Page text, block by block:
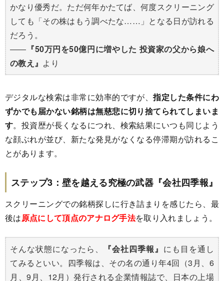
かなり優秀だ。ただ何年かたてば、何度スクリーニング
しても「その株はもう調べたな……」となる日が訪れる
だろう。
―― 『50万円を50億円に増やした 投資家の父から娘へ
の教え』 より
デジタルな検索は非常に効率的ですが、指定した条件にわ
ずかでも届かない銘柄は無慈悲に切り捨てられてしまいま
す。投資歴が長くなるにつれ、検索結果にいつも同じよう
な顔ぶれが並び、新たな発見がなくなる停滞期が訪れるこ
とがあります。
ステップ3：壁を越える究極の武器『会社四季報』
スクリーニングでの銘柄探しに行き詰まりを感じたら、最
後は原点にして頂点のアナログ手法を取り入れましょう。
そんな状態になったら、 『会社四季報』 にも目を通し
てみるといい。四季報は、その名の通り年4回（3月、6
月、9月、12月）発行される企業情報誌で、日本の上場